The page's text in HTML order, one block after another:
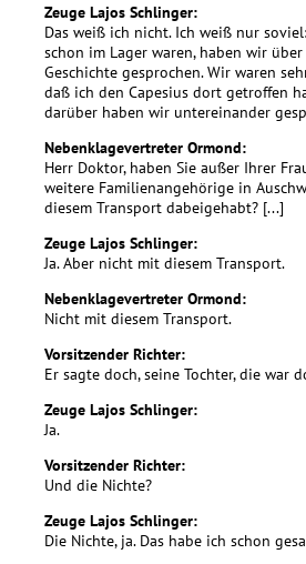
Zeuge Lajos Schlinger:
Das weiß ich nicht. Ich weiß nur
schon im Lager waren, haben wir
Geschichte gesprochen. Wir waren
daß ich den Capesius dort getroffen
darüber haben wir untereinander
Nebenklagevertreter Ormond:
Herr Doktor, haben Sie außer Ihrer
weitere Familienangehörige in
diesem Transport dabeigehabt? [...]
Zeuge Lajos Schlinger:
Ja. Aber nicht mit diesem Transport.
Nebenklagevertreter Ormond:
Nicht mit diesem Transport.
Vorsitzender Richter:
Er sagte doch, seine Tochter, die war
Zeuge Lajos Schlinger:
Ja.
Vorsitzender Richter:
Und die Nichte?
Zeuge Lajos Schlinger:
Die Nichte, ja. Das habe ich schon